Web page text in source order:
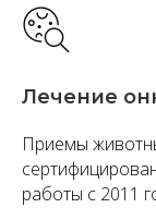
Лечение
Приемы
работы с 2011